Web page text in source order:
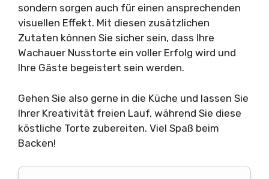
sondern sorgen auch für einen ansprechenden
visuellen Effekt. Mit diesen zusätzlichen
Zutaten können Sie sicher sein, dass Ihre
Wachauer Nusstorte ein voller Erfolg wird und
Ihre Gäste begeistert sein werden.
Gehen Sie also gerne in die Küche und lassen Sie
Ihrer Kreativität freien Lauf, während Sie diese
köstliche Torte zubereiten. Viel Spaß beim
Backen!